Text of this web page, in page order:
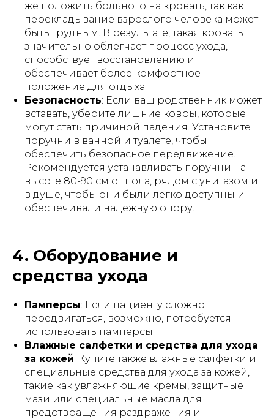
же положить больного на кровать, так как
перекладывание взрослого человека может
быть трудным. В результате, такая кровать
значительно облегчает процесс ухода,
способствует восстановлению и
обеспечивает более комфортное
положение для отдыха.
Безопасность: Если ваш родственник может
вставать, уберите лишние ковры, которые
могут стать причиной падения. Установите
поручни в ванной и туалете, чтобы
обеспечить безопасное передвижение.
Рекомендуется устанавливать поручни на
высоте 80-90 см от пола, рядом с унитазом и
в душе, чтобы они были легко доступны и
обеспечивали надежную опору.
4. Оборудование и
средства ухода
Памперсы: Если пациенту сложно
передвигаться, возможно, потребуется
использовать памперсы.
Влажные салфетки и средства для ухода
за кожей: Купите также влажные салфетки и
специальные средства для ухода за кожей,
такие как увлажняющие кремы, защитные
мази или специальные масла для
предотвращения раздражения и